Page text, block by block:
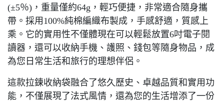
(±5％)，重量僅約64g，輕巧便捷，非常適合隨身攜
帶。採用100%純棉編織布製成，手感舒適，質感上
乘。它的實用性不僅體現在可以輕鬆放置6吋電子閱
讀器，還可以收納手機、護照、錢包等隨身物品，成
為您日常生活和旅行的理想伴侶。
這款拉鍊收納袋融合了悠久歷史、卓越品質和實用功
能，不僅展現了法式風情，還為您的生活增添了一份